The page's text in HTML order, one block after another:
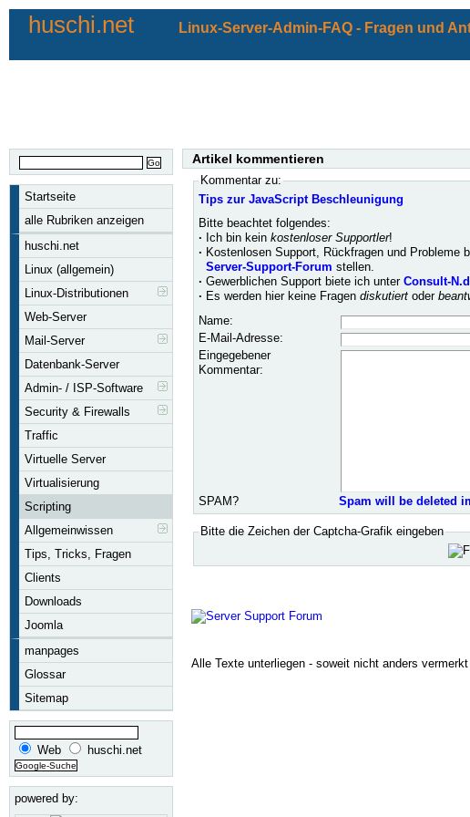
huschi.net Linux-Server-Admin-FAQ - Fragen und
Startseite
alle Rubriken anzeigen
huschi.net
Linux (allgemein)
Linux-Distributionen
Web-Server
Mail-Server
Datenbank-Server
Admin- / ISP-Software
Security & Firewalls
Traffic
Virtuelle Server
Virtualisierung
Scripting
Allgemeinwissen
Tips, Tricks, Fragen
Clients
Downloads
Joomla
manpages
Glossar
Sitemap
Web huschi.net
powered by:
Artikel kommentieren
Kommentar zu:
Tips zur JavaScript Beschleunigung
Bitte beachtet folgendes:
· Ich bin keinkostenloser Supportler!
· Kostenlosen Support, Rückfragen und Probleme
Server-Support-Forum stellen.
· Gewerblichen Support biete ich unterConsult-
· Es werden hier keine Fragendiskutiert oder
Name:
E-Mail-Adresse:
Eingegebener
Kommentar:
SPAM? Spam will be deleted
Bitte die Zeichen der Captcha-Grafik eingeben
Alle Texte unterliegen - soweit nicht anders